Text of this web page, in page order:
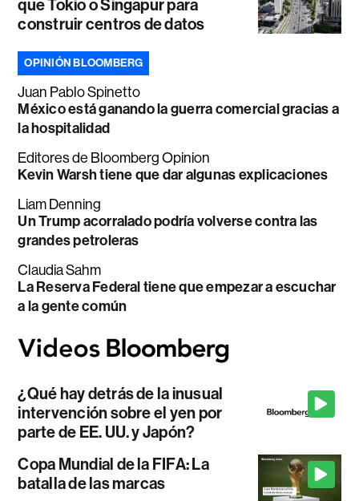
que Tokio o Singapur para
construir centros de datos
OPINIÓN BLOOMBERG
Juan Pablo Spinetto
México está ganando la guerra comercial gracias a
la hospitalidad
Editores de Bloomberg Opinion
Kevin Warsh tiene que dar algunas explicaciones
Liam Denning
Un Trump acorralado podría volverse contra las
grandes petroleras
Claudia Sahm
La Reserva Federal tiene que empezar a escuchar
a la gente común
¿Qué hay detrás de la inusual
intervención sobre el yen por
parte de EE. UU. y Japón?
Copa Mundial de la FIFA: La
batalla de las marcas